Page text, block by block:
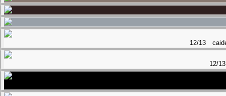
12/13
12/